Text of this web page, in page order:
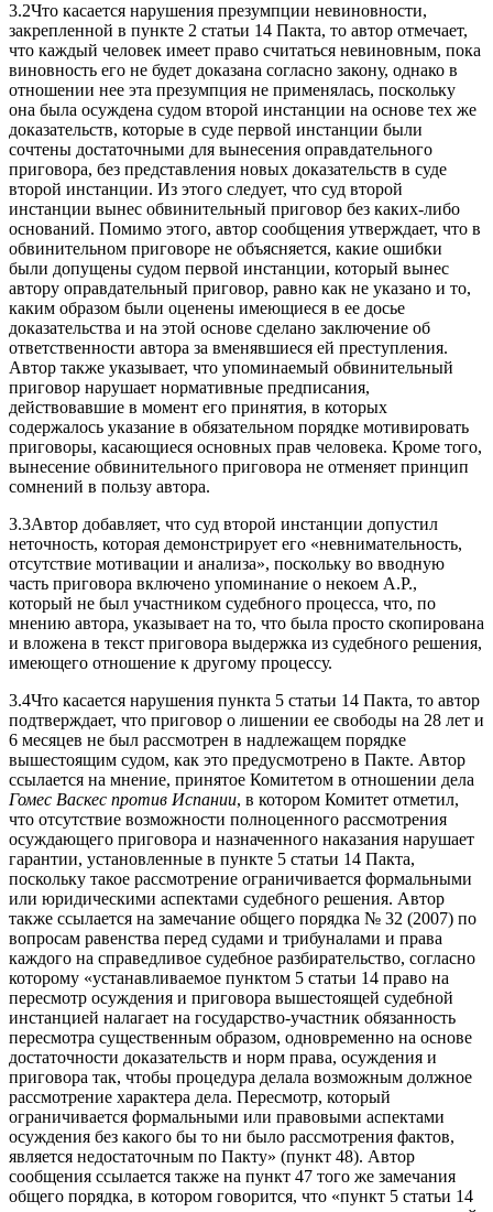
3.2Что касается нарушения презумпции невиновности,
закрепленной в пункте 2 статьи 14 Пакта, то автор отмечает,
что каждый человек имеет право считаться невиновным, пока
виновность его не будет доказана согласно закону, однако в
отношении нее эта презумпция не применялась, поскольку
она была осуждена судом второй инстанции на основе тех же
доказательств, которые в суде первой инстанции были
сочтены достаточными для вынесения оправдательного
приговора, без представления новых доказательств в суде
второй инстанции. Из этого следует, что суд второй
инстанции вынес обвинительный приговор без каких-либо
оснований. Помимо этого, автор сообщения утверждает, что в
обвинительном приговоре не объясняется, какие ошибки
были допущены судом первой инстанции, который вынес
автору оправдательный приговор, равно как не указано и то,
каким образом были оценены имеющиеся в ее досье
доказательства и на этой основе сделано заключение об
ответственности автора за вменявшиеся ей преступления.
Автор также указывает, что упоминаемый обвинительный
приговор нарушает нормативные предписания,
действовавшие в момент его принятия, в которых
содержалось указание в обязательном порядке мотивировать
приговоры, касающиеся основных прав человека. Кроме того,
вынесение обвинительного приговора не отменяет принцип
сомнений в пользу автора.
3.3Автор добавляет, что суд второй инстанции допустил
неточность, которая демонстрирует его «невнимательность,
отсутствие мотивации и анализа», поскольку во вводную
часть приговора включено упоминание о некоем А.Р.,
который не был участником судебного процесса, что, по
мнению автора, указывает на то, что была просто скопирована
и вложена в текст приговора выдержка из судебного решения,
имеющего отношение к другому процессу.
3.4Что касается нарушения пункта 5 статьи 14 Пакта, то автор
подтверждает, что приговор о лишении ее свободы на 28 лет и
6 месяцев не был рассмотрен в надлежащем порядке
вышестоящим судом, как это предусмотрено в Пакте. Автор
ссылается на мнение, принятое Комитетом в отношении дела
Гомес Васкес против Испании, в котором Комитет отметил,
что отсутствие возможности полноценного рассмотрения
осуждающего приговора и назначенного наказания нарушает
гарантии, установленные в пункте 5 статьи 14 Пакта,
поскольку такое рассмотрение ограничивается формальными
или юридическими аспектами судебного решения. Автор
также ссылается на замечание общего порядка № 32 (2007) по
вопросам равенства перед судами и трибуналами и права
каждого на справедливое судебное разбирательство, согласно
которому «устанавливаемое пунктом 5 статьи 14 право на
пересмотр осуждения и приговора вышестоящей судебной
инстанцией налагает на государство-участник обязанность
пересмотра существенным образом, одновременно на основе
достаточности доказательств и норм права, осуждения и
приговора так, чтобы процедура делала возможным должное
рассмотрение характера дела. Пересмотр, который
ограничивается формальными или правовыми аспектами
осуждения без какого бы то ни было рассмотрения фактов,
является недостаточным по Пакту» (пункт 48). Автор
сообщения ссылается также на пункт 47 того же замечания
общего порядка, в котором говорится, что «пункт 5 статьи 14